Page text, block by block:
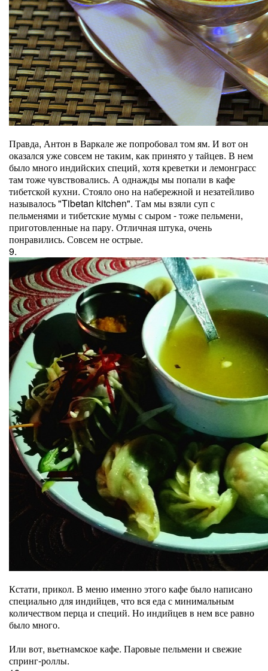
Правда, Антон в Варкале же попробовал том ям. И вот он
оказался уже совсем не таким, как принято у тайцев. В нем
было много индийских специй, хотя креветки и лемонграсс
там тоже чувствовались. А однажды мы попали в кафе
тибетской кухни. Стояло оно на набережной и незатейливо
называлось "Tibetan kitchen". Там мы взяли суп с
пельменями и тибетские мумы с сыром - тоже пельмени,
приготовленные на пару. Отличная штука, очень
понравились. Совсем не острые.
9.
Кстати, прикол. В меню именно этого кафе было написано
специально для индийцев, что вся еда с минимальным
количеством перца и специй. Но индийцев в нем все равно
было много.
Или вот, вьетнамское кафе. Паровые пельмени и свежие
спринг-роллы.